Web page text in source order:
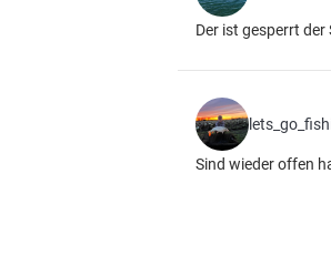
Der ist gesperrt der
Sind wieder offen